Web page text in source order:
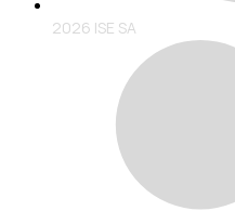
2026 ISE SA